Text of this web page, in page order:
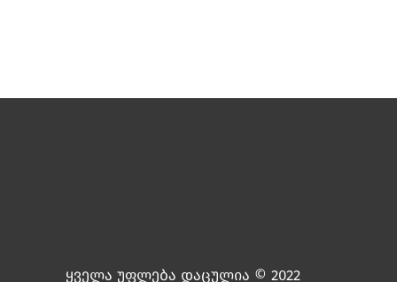
ყველა უფლება დაცულია © 2022